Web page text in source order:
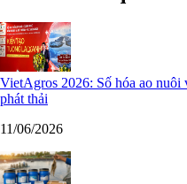
VietAgros 2026: Số hóa ao
phát thải
11/06/2026